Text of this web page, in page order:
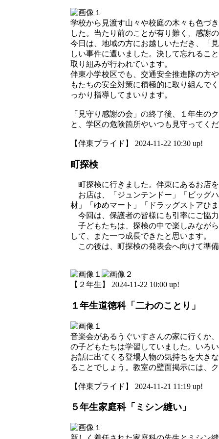
学校から見渡す山々や校庭の木々も色づ
した。当たり前のことが有り難く、感謝
今日は、地域の方にお越しいただき、「
しい事件に遭いました。決して忘れるこ
取り組みが行われています。
伴東小学校区でも、交通安全推進隊の方
もたちの安全対策に積極的に取り組んで
っかり指導してまいります。
「見守り感謝の会」の終了後、１年生の
と、学区の危険箇所やいつも見守ってく
【伴東プライド】 2024-11-22 10:30 up!
町探検
町探検に行きました。伴東にあるお店
お店は、「ジュンテンドー」「ビッグ
材」「ゆめマート」「ドラッグストアひ
今回は、保護者の皆様にも引率にご協
子どもたちは、探検の中で楽しみなが
して、また一つ成長できたと思います。
この後は、町探検の発表会へ向けて準
【２年生】 2024-11-22 10:00 up!
１年生道徳科「二わのことり」
音楽会があるうぐいすさんの家に行くか
の子どもたちは学習していました。いろ
お話に出てくる登場人物の気持ちを大き
ることでしょう。教室の壁面掲示には、
【伴東プライド】 2024-11-21 11:19 up!
５年生家庭科「ミシン縫い」